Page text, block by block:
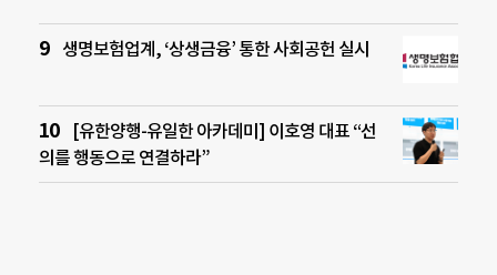
생명보험업계, ‘상생금융’ 통한 사회공헌 실시
[유한양행-유일한 아카데미] 이호영 대표 “선
의를 행동으로 연결하라”